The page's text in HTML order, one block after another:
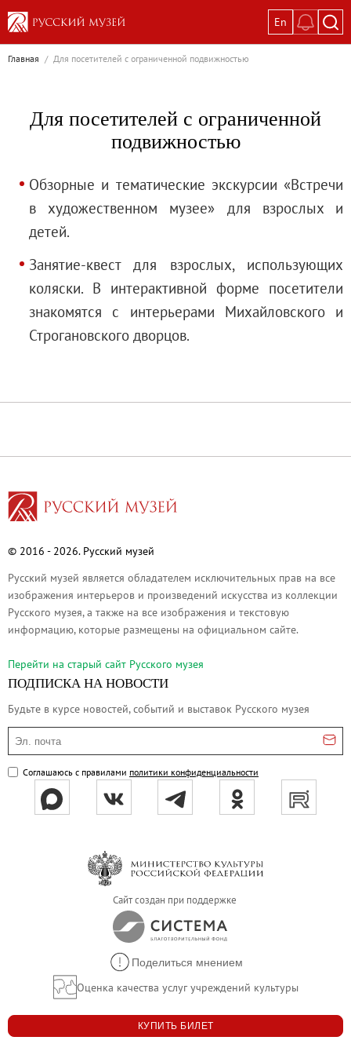
En
Выставки
Пётр Кончаловский. Сад в цвету
Иван Шишкин. Русский лес
Окрестности Санкт-Петербурга в
Памяти Киры Владимировны
Постоянные экспозиции
Постоянная экспозиция «Наш
Русское искусство первой половины
Древнерусское искусство ХII—XVII
Русское искусство XVIII века
Будущие выставки
Садко
Архив выставок
Эпоха Императора Александра III и её
Архип Куинджи. Иллюзия света
Русская традиция
Наш авангард
Посетителям
Справочная информация
Адреса и часы работы
Правила покупки и возврата билетов
Правила посещения музея
Высказать мнение / Сообщить о проблеме
Лекции и абонементы
Лекторий
Лекции
Абонементы
Доступный музей
Программы и мероприятия
Социально-культурные проекты
Для СМИ
Главная / Для посетителей с ограниченной подвижностью
Для посетителей с ограниченной
подвижностью
Обзорные и тематические экскурсии «Встречи
в художественном музее» для взрослых и
детей.
Занятие-квест для взрослых, использующих
коляски. В интерактивной форме посетители
знакомятся с интерьерами Михайловского и
Строгановского дворцов.
© 2016 - 2026. Русский музей
Русский музей является обладателем исключительных прав на все
изображения интерьеров и произведений искусства из коллекции
Русского музея, а также на все изображения и текстовую
информацию, которые размещены на официальном сайте.
Перейти на cтарый сайт Русского музея
ПОДПИСКА НА НОВОСТИ
Будьте в курсе новостей, событий и выставок Русского музея
Эл. почта
Соглашаюсь с правилами политики конфиденциальности
Сайт создан при поддержке
Поделиться мнением
Оценка качества услуг учреждений культуры
КУПИТЬ БИЛЕТ